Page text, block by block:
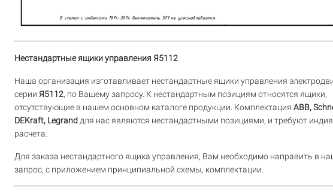
Нестандартные ящики управления Я5112
Наша организация изготавливает нестандартные ящики управления
серии Я5112, по Вашему запросу. К нестандартным позициям относятся ящики,
отсутствующие в нашем основном каталоге продукции. Комплектация ABB,
DEKraft, Legrand для нас являются нестандартными позициями, и требуют
расчета.
Для заказа нестандартного ящика управления, Вам необходимо направить в
запрос, с приложением принципиальной схемы, комплектации.